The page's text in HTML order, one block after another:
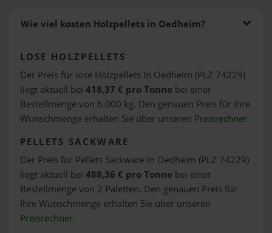
Wie viel kosten Holzpellets in Oedheim?
LOSE HOLZPELLETS
Der Preis für lose Holzpellets in Oedheim (PLZ 74229)
liegt aktuell bei 418,37 € pro Tonne bei einer
Bestellmenge von 6.000 kg. Den genauen Preis für Ihre
Wunschmenge erhalten Sie über unseren Preisrechner.
PELLETS SACKWARE
Der Preis für Pellets Sackware in Oedheim (PLZ 74229)
liegt aktuell bei 488,36 € pro Tonne bei einer
Bestellmenge von 2 Paletten. Den genauen Preis für
Ihre Wunschmenge erhalten Sie über unseren
Preisrechner.